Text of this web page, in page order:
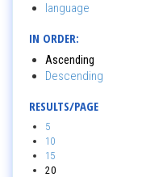
language
IN ORDER:
Ascending
Descending
RESULTS/PAGE
5
10
15
20